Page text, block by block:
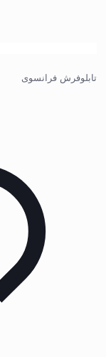
تابلوفرش فرانسوی